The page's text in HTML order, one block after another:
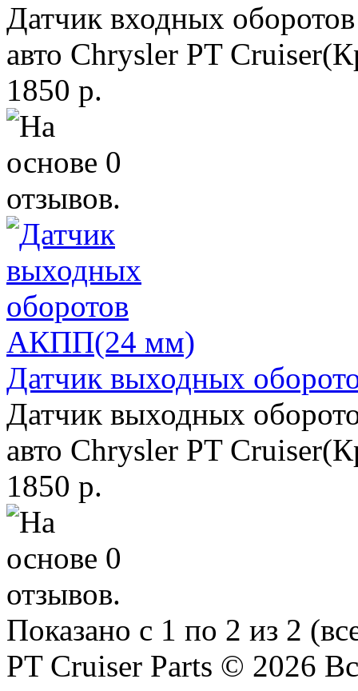
Датчик входных
авто Chrysler PT
1850 р.
Датчик выходных
Датчик выходных
авто Chrysler PT
1850 р.
Показано с 1 по 2 из 2
PT Cruiser Parts © 2026